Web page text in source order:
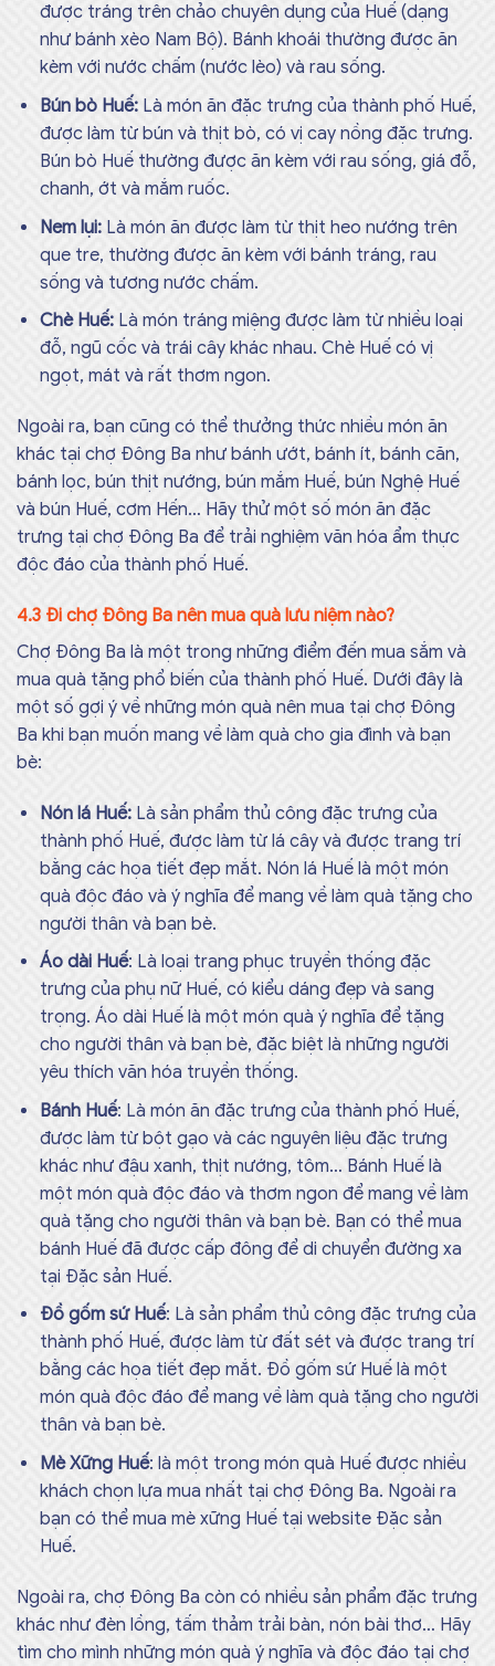
được tráng trên chảo chuyên dụng của Huế (dạng
như bánh xèo Nam Bộ). Bánh khoái thường được ăn
kèm với nước chấm (nước lèo) và rau sống.
Bún bò Huế:Là món ăn đặc trưng của thành phố Huế,
được làm từ bún và thịt bò, có vị cay nồng đặc trưng.
Bún bò Huế thường được ăn kèm với rau sống, giá đỗ,
chanh, ớt và mắm ruốc.
Nem lụi:Là món ăn được làm từ thịt heo nướng trên
que tre, thường được ăn kèm với bánh tráng, rau
sống và tương nước chấm.
Chè Huế:Là món tráng miệng được làm từ nhiều loại
đỗ, ngũ cốc và trái cây khác nhau. Chè Huế có vị
ngọt, mát và rất thơm ngon.
Ngoài ra, bạn cũng có thể thưởng thức nhiều món ăn
khác tại chợ Đông Ba như bánh ướt, bánh ít, bánh căn,
bánh lọc, bún thịt nướng, bún mắm Huế, bún Nghệ Huế
và bún Huế, cơm Hến… Hãy thử một số món ăn đặc
trưng tại chợ Đông Ba để trải nghiệm văn hóa ẩm thực
độc đáo của thành phố Huế.
4.3 Đi chợ Đông Ba nên mua quà lưu niệm nào?
Chợ Đông Ba là một trong những điểm đến mua sắm và
mua quà tặng phổ biến của thành phố Huế. Dưới đây là
một số gợi ý về những món quà nên mua tại chợ Đông
Ba khi bạn muốn mang về làm quà cho gia đình và bạn
bè:
Nón lá Huế:Là sản phẩm thủ công đặc trưng của
thành phố Huế, được làm từ lá cây và được trang trí
bằng các họa tiết đẹp mắt. Nón lá Huế là một món
quà độc đáo và ý nghĩa để mang về làm quà tặng cho
người thân và bạn bè.
Áo dài Huế: Là loại trang phục truyền thống đặc
trưng của phụ nữ Huế, có kiểu dáng đẹp và sang
trọng. Áo dài Huế là một món quà ý nghĩa để tặng
cho người thân và bạn bè, đặc biệt là những người
yêu thích văn hóa truyền thống.
Bánh Huế: Là món ăn đặc trưng của thành phố Huế,
được làm từ bột gạo và các nguyên liệu đặc trưng
khác như đậu xanh, thịt nướng, tôm… Bánh Huế là
một món quà độc đáo và thơm ngon để mang về làm
quà tặng cho người thân và bạn bè. Bạn có thể mua
bánh Huế đã được cấp đông để di chuyển đường xa
tại Đặc sản Huế.
Đồ gốm sứ Huế: Là sản phẩm thủ công đặc trưng của
thành phố Huế, được làm từ đất sét và được trang trí
bằng các họa tiết đẹp mắt. Đồ gốm sứ Huế là một
món quà độc đáo để mang về làm quà tặng cho người
thân và bạn bè.
Mè Xững Huế: là một trong món quà Huế được nhiều
khách chọn lựa mua nhất tại chợ Đông Ba. Ngoài ra
bạn có thể mua mè xững Huếtại website Đặc sản
Huế.
Ngoài ra, chợ Đông Ba còn có nhiều sản phẩm đặc trưng
khác như đèn lồng, tấm thảm trải bàn, nón bài thơ… Hãy
tìm cho mình những món quà ý nghĩa và độc đáo tại chợ